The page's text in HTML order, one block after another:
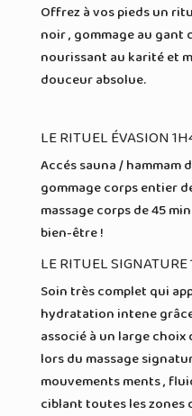
Offrez à vos pieds un
noir , gommage au gant
nourissant au karité et
douceur absolue.
LE RITUEL ÉVASION
Accés sauna / hammam
gommage corps entier
massage corps de 45
bien-être !
LE RITUEL SIGNATURE
Soin très complet qui
hydratation intene
associé à un large choix
lors du massage
mouvements ments ,
ciblant toutes les zones